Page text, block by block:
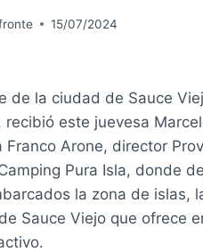
15/07/2024
de la ciudad de Sauce
recibió este juevesa
Franco Arone, director
Pura Isla, donde
la zona de islas,
Sauce Viejo que ofrece